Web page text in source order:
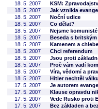
18. 5. 2007
KSM:
18. 5. 2007
Jak vznikla
18. 5. 2007
Noční udice
18. 5. 2007
Co dělat?
18. 5. 2007
Nejsme
18. 5. 2007
Beseda s
18. 5. 2007
Kamenem a
18. 5. 2007
Chci referendum
18. 5. 2007
Jsou proti
18. 5. 2007
Proč vám vadí
18. 5. 2007
Víra, vědomí a
18. 5. 2007
Hitler nechtěl válku
17. 5. 2007
Je autorem
17. 5. 2007
Klause opravdu
17. 5. 2007
Vede Rusko proti
17. 5. 2007
Bez základen a